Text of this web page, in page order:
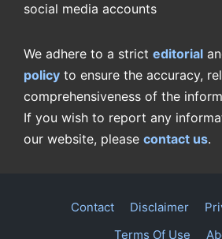
social media accounts
We adhere to a strict editorial
policy to ensure the accuracy,
comprehensiveness of the
If you wish to report any
our website, please contact us.
Contact Disclaimer
Terms Of Use